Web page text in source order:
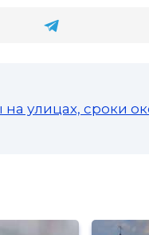
улицах, сроки